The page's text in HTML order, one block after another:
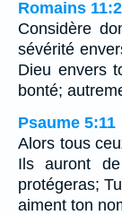
Romains
Considère
sévérité
Dieu envers
bonté;
Psaume 5:11
Alors tous
Ils auront
protégeras;
aiment ton